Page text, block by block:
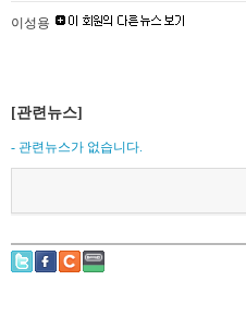
이성용
[관련뉴스]
- 관련뉴스가 없습니다.